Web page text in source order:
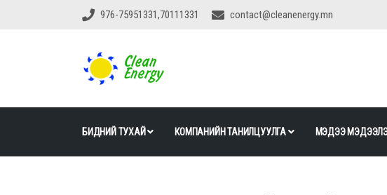
976-75951331,70111331 contact@cleanenergy.mn
БИДНИЙ ТУХАЙ КОМПАНИЙН ТАНИЛЦУУЛГА МЭДЭЭ